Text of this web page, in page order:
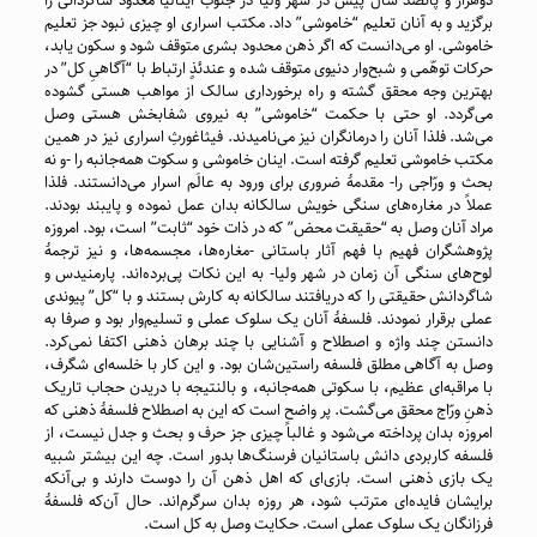
برگزید و به آنان تعلیم “خاموشی” داد. مکتب اسراری او چیزی نبود جز تعلیم
خاموشی. او می‌دانست که اگر ذهن محدود بشری متوقف شود و سکون یابد،
حرکات توهّمی و شبح‌وار دنیوی متوقف شده و عندئذٍ ارتباط با “آگاهیِ کل” در
بهترین وجه محقق گشته و راه برخورداری سالک از مواهب هستی گشوده
می‌گردد. او حتی با حکمت “خاموشی” به نیروی شفابخش هستی وصل
می‌شد. فلذا آنان را درمانگران نیز می‌نامیدند. فیثاغورثِ اسراری نیز در همین
مکتب خاموشی تعلیم گرفته است. اینان خاموشی و سکوت همه‌جانبه را -و نه
بحث و ورّاجی را- مقدمهٔ ضروری برای ورود به عالَم اسرار می‌دانستند. فلذا
عملاً در مغاره‌های سنگی خویش سالکانه بدان عمل نموده و پایبند بودند.
مراد آنان وصل به “حقیقت محض” که در ذات خود “ثابت” است، بود. امروزه
پژوهشگران فهیم با فهم آثار باستانی -مغاره‌ها، مجسمه‌ها، و نیز ترجمهٔ
لوح‌های سنگی آن زمان در شهر ولیا- به این نکات پی‌برده‌اند. پارمنیدس و
شاگردانش حقیقتی را که دریافتند سالکانه به کارش بستند و با “کل” پیوندی
عملی برقرار نمودند. فلسفهٔ آنان یک سلوک عملی و تسلیم‌وار بود و صرفا به
دانستن چند واژه و اصطلاح و آشنایی با چند برهان ذهنی اکتفا ‌نمی‌کرد.
وصل به آگاهی مطلق فلسفه راستین‌شان بود. و این کار با خلسه‌ای شگرف،
با مراقبه‌ای عظیم، با سکوتی همه‌جانبه، و بالنتیجه با دریدن حجاب تاریک
ذهنِ ورّاج محقق می‌گشت. پر واضح است که این به اصطلاح فلسفهٔ ذهنی که
امروزه بدان پرداخته می‌شود و غالباً چیزی جز حرف و بحث و جدل نیست، از
فلسفه کاربردی دانش باستانیان فرسنگ‌ها بدور است. چه این بیشتر شبیه
یک بازی ذهنی است. بازی‌ای که اهل ذهن آن را دوست دارند و بی‌آنکه
برایشان فایده‌ای مترتب شود، هر روزه بدان سرگرم‌اند. حال آن‌که فلسفهٔ
فرزانگان یک سلوک عملی است. حکایت وصل به کل است.